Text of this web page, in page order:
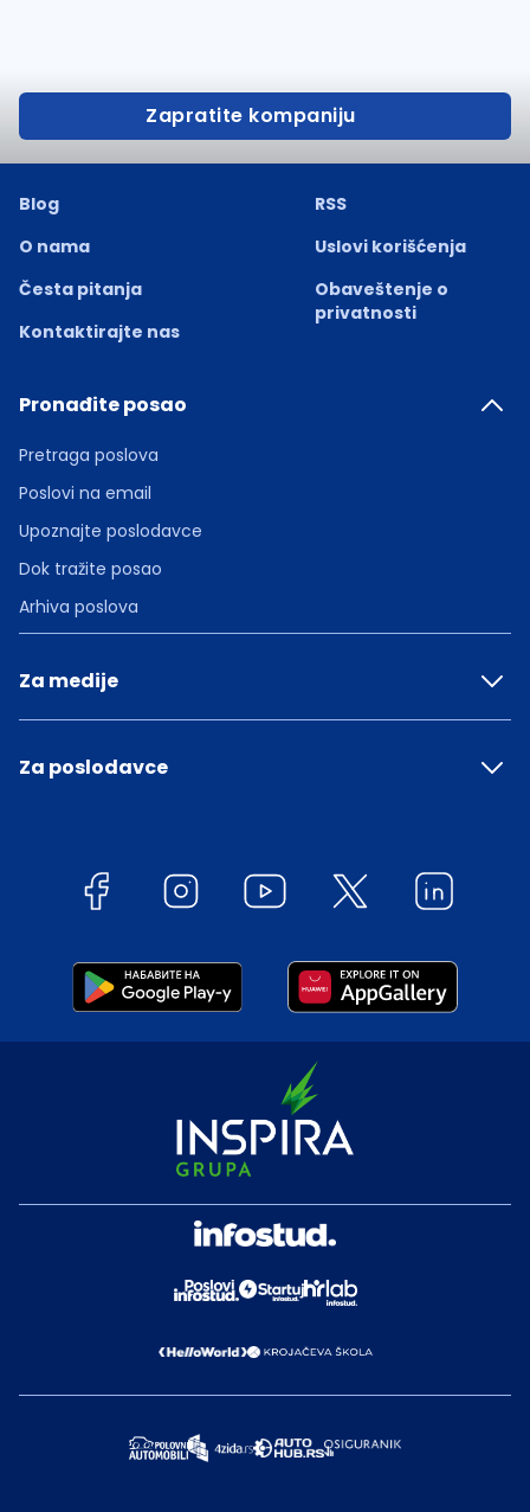
Zapratite kompaniju
Blog
O nama
Česta pitanja
Kontaktirajte nas
RSS
Uslovi korišćenja
Obaveštenje o
privatnosti
Pronađite posao
Pretraga poslova
Poslovi na email
Upoznajte poslodavce
Dok tražite posao
Arhiva poslova
Za medije
Za poslodavce